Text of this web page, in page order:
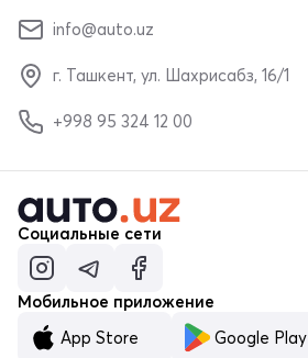
info@auto.uz
г. Ташкент, ул. Шахрисабз, 16/1
+998 95 324 12 00
Социальные сети
Мобильное приложение
App Store
Google Play